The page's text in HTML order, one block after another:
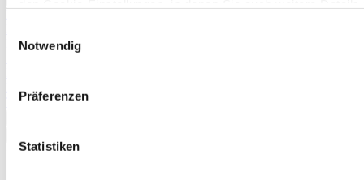
Informationen zu Cookies finden Sie in
Notwendig
Präferenzen
Statistiken
Düngertabelle
Terra Preta
Zurück |